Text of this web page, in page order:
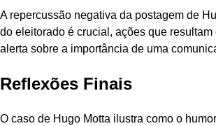
A repercussão negativa da postagem de
do eleitorado é crucial, ações que
alerta sobre a importância de uma
Reflexões Finais
O caso de Hugo Motta ilustra como o